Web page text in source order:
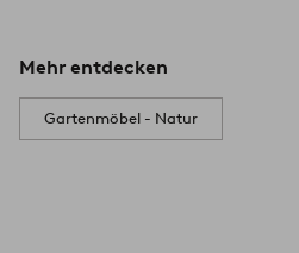
Mehr entdecken
Gartenmöbel - Natur